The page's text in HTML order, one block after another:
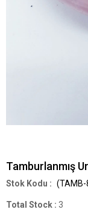
Tamburlanmış
(TAMB-
Total Stock : 3